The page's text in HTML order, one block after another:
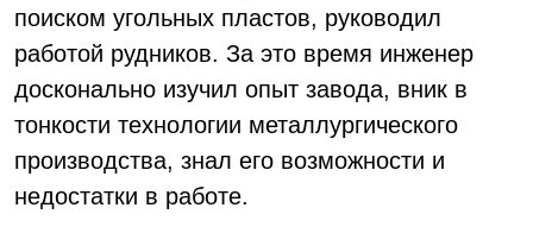
поиском угольных пластов, руководил
работой рудников. За это время инженер
досконально изучил опыт завода, вник в
тонкости технологии металлургического
производства, знал его возможности и
недостатки в работе.